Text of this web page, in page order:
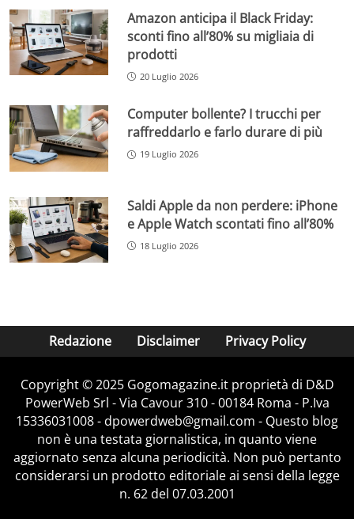
Amazon anticipa il Black Friday:
sconti fino all’80% su migliaia di
prodotti
20 Luglio 2026
Computer bollente? I trucchi per
raffreddarlo e farlo durare di più
19 Luglio 2026
Saldi Apple da non perdere: iPhone
e Apple Watch scontati fino all’80%
18 Luglio 2026
Redazione Disclaimer Privacy Policy
Copyright © 2025 Gogomagazine.it proprietà di D&D
PowerWeb Srl - Via Cavour 310 - 00184 Roma - P.Iva
15336031008 - dpowerdweb@gmail.com - Questo blog
non è una testata giornalistica, in quanto viene
aggiornato senza alcuna periodicità. Non può pertanto
considerarsi un prodotto editoriale ai sensi della legge
n. 62 del 07.03.2001